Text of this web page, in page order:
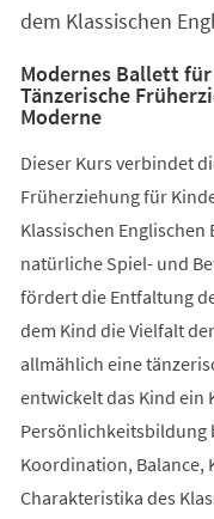
dem Klassischen
Modernes Ballett
Tänzerische
Moderne
Dieser Kurs verbindet
Früherziehung für
Klassischen
natürliche Spiel- und
fördert die Entfaltung
dem Kind die Vielfalt
allmählich eine
entwickelt das Kind ein
Persönlichkeitsbildung
Koordination, Balance,
Charakteristika des